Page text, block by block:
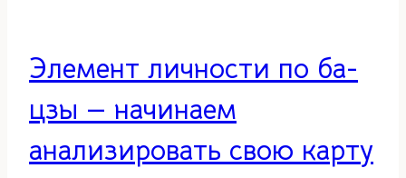
Элемент личности по ба-
цзы — начинаем
анализировать свою карту